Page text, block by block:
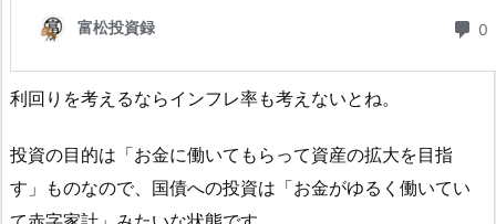
利回りを考えるならインフレ率も考えないとね。
投資の目的は「お金に働いてもらって資産の拡大を目指
す」ものなので、国債への投資は「お金がゆるく働いてい